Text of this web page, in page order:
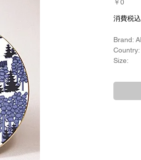
￥0
格
消費税
Brand:
Size:
Product
Raija
Year of